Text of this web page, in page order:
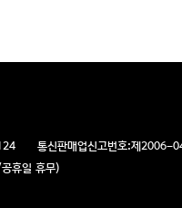
통신판매업신고번호:제2006-
휴일 휴무)